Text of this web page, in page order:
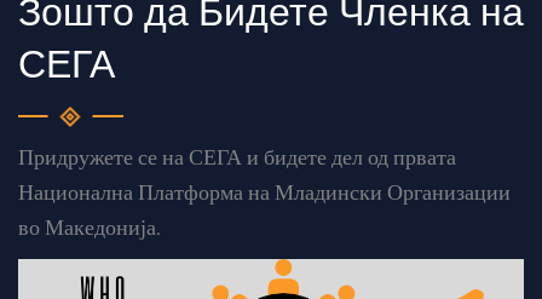
Зошто да Бидете Членка на
СЕГА
Придружете се на СЕГА и бидете дел од првата
Национална Платформа на Младински Организации
во Македонија.